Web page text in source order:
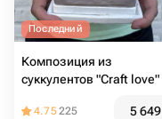
Последний
Композиция из
суккулентов "Craft love"
4.75225 5 649